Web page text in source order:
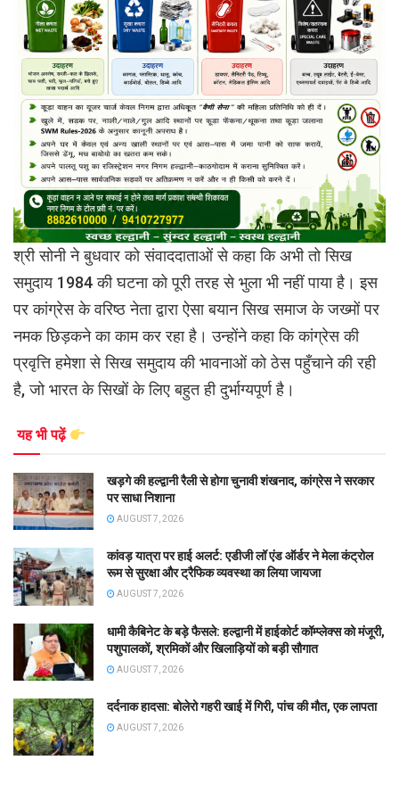
श्री सोनी ने बुधवार को संवाददाताओं से कहा कि अभी तो सिख
समुदाय 1984 की घटना को पूरी तरह से भुला भी नहीं पाया है। इस
पर कांग्रेस के वरिष्ठ नेता द्वारा ऐसा बयान सिख समाज के जख्मों पर
नमक छिड़कने का काम कर रहा है। उन्होंने कहा कि कांग्रेस की
प्रवृत्ति हमेशा से सिख समुदाय की भावनाओं को ठेस पहुँचाने की रही
है, जो भारत के सिखों के लिए बहुत ही दुर्भाग्यपूर्ण है।
यह भी पढ़ें
खड़गे की हल्द्वानी रैली से होगा चुनावी शंखनाद, कांग्रेस ने सरकार
पर साधा निशाना
AUGUST 7, 2026
कांवड़ यात्रा पर हाई अलर्ट: एडीजी लॉ एंड ऑर्डर ने मेला कंट्रोल
रूम से सुरक्षा और ट्रैफिक व्यवस्था का लिया जायजा
AUGUST 7, 2026
धामी कैबिनेट के बड़े फैसले: हल्द्वानी में हाईकोर्ट कॉम्प्लेक्स को मंजूरी,
पशुपालकों, श्रमिकों और खिलाड़ियों को बड़ी सौगात
AUGUST 7, 2026
दर्दनाक हादसा: बोलेरो गहरी खाई में गिरी, पांच की मौत, एक लापता
AUGUST 7, 2026